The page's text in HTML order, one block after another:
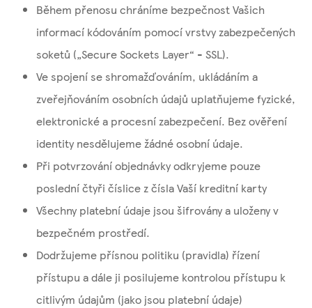
Během přenosu chráníme bezpečnost Vašich
informací kódováním pomocí vrstvy zabezpečených
soketů („Secure Sockets Layer“ - SSL).
Ve spojení se shromažďováním, ukládáním a
zveřejňováním osobních údajů uplatňujeme fyzické,
elektronické a procesní zabezpečení. Bez ověření
identity nesdělujeme žádné osobní údaje.
Při potvrzování objednávky odkryjeme pouze
poslední čtyři číslice z čísla Vaší kreditní karty
Všechny platební údaje jsou šifrovány a uloženy v
bezpečném prostředí.
Dodržujeme přísnou politiku (pravidla) řízení
přístupu a dále ji posilujeme kontrolou přístupu k
citlivým údajům (jako jsou platební údaje)